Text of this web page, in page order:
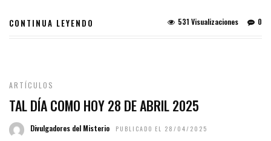
CONTINUA LEYENDO 0
531 Visualizaciones
ARTÍCULOS
TAL DÍA COMO HOY 28 DE ABRIL 2025
Divulgadores del Misterio PUBLICADO EL 28/04/2025